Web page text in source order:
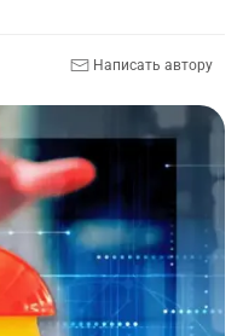
открытии своей
Написать автору